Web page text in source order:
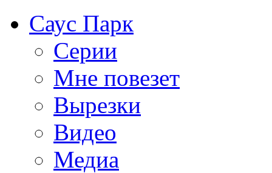
Саус Парк
Серии
Мне повезет
Вырезки
Видео
Медиа